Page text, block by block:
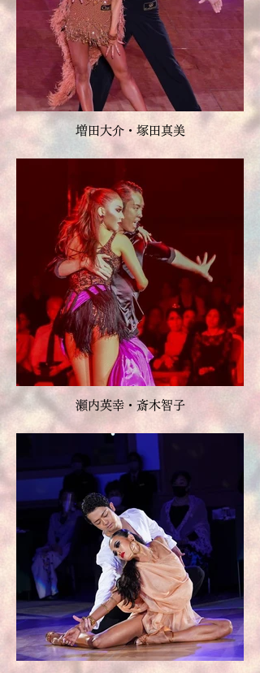
増田大介・塚田真美
瀬内英幸・斎木智子